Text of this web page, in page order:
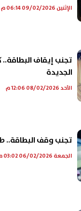
الإثنين 09/02/2026 06:14 م
الجديدة
الأحد 08/02/2026 12:06 م
تجنب وقف البطاقة.. طريقة تحديث
الجمعة 06/02/2026 03:02 م